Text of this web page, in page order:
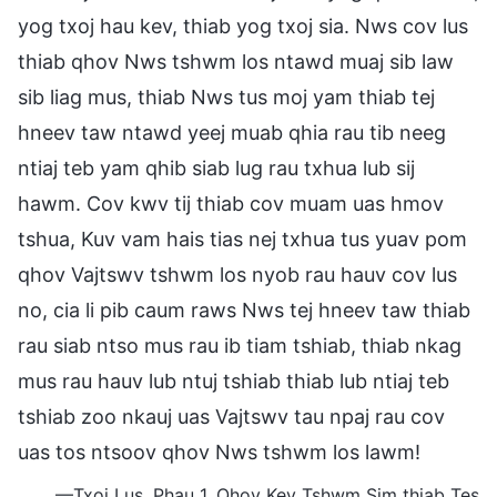
yog txoj hau kev, thiab yog txoj sia. Nws cov lus
thiab qhov Nws tshwm los ntawd muaj sib law
sib liag mus, thiab Nws tus moj yam thiab tej
hneev taw ntawd yeej muab qhia rau tib neeg
ntiaj teb yam qhib siab lug rau txhua lub sij
hawm. Cov kwv tij thiab cov muam uas hmov
tshua, Kuv vam hais tias nej txhua tus yuav pom
qhov Vajtswv tshwm los nyob rau hauv cov lus
no, cia li pib caum raws Nws tej hneev taw thiab
rau siab ntso mus rau ib tiam tshiab, thiab nkag
mus rau hauv lub ntuj tshiab thiab lub ntiaj teb
tshiab zoo nkauj uas Vajtswv tau npaj rau cov
uas tos ntsoov qhov Nws tshwm los lawm!